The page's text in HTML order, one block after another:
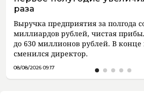
раза
Выручка предприятия за полгода
миллиардов рублей, чистая
до 630 миллионов рублей. В конце
сменился директор.
08/08/2026 09:17